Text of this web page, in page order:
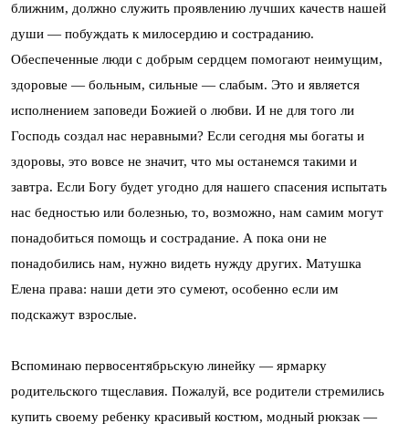
ближним, должно служить проявлению лучших качеств нашей
души — побуждать к милосердию и состраданию.
Обеспеченные люди с добрым сердцем помогают неимущим,
здоровые — больным, сильные — слабым. Это и является
исполнением заповеди Божией о любви. И не для того ли
Господь создал нас неравными? Если сегодня мы богаты и
здоровы, это вовсе не значит, что мы останемся такими и
завтра. Если Богу будет угодно для нашего спасения испытать
нас бедностью или болезнью, то, возможно, нам самим могут
понадобиться помощь и сострадание. А пока они не
понадобились нам, нужно видеть нужду других. Матушка
Елена права: наши дети это сумеют, особенно если им
подскажут взрослые.
Вспоминаю первосентябрьскую линейку — ярмарку
родительского тщеславия. Пожалуй, все родители стремились
купить своему ребенку красивый костюм, модный рюкзак —